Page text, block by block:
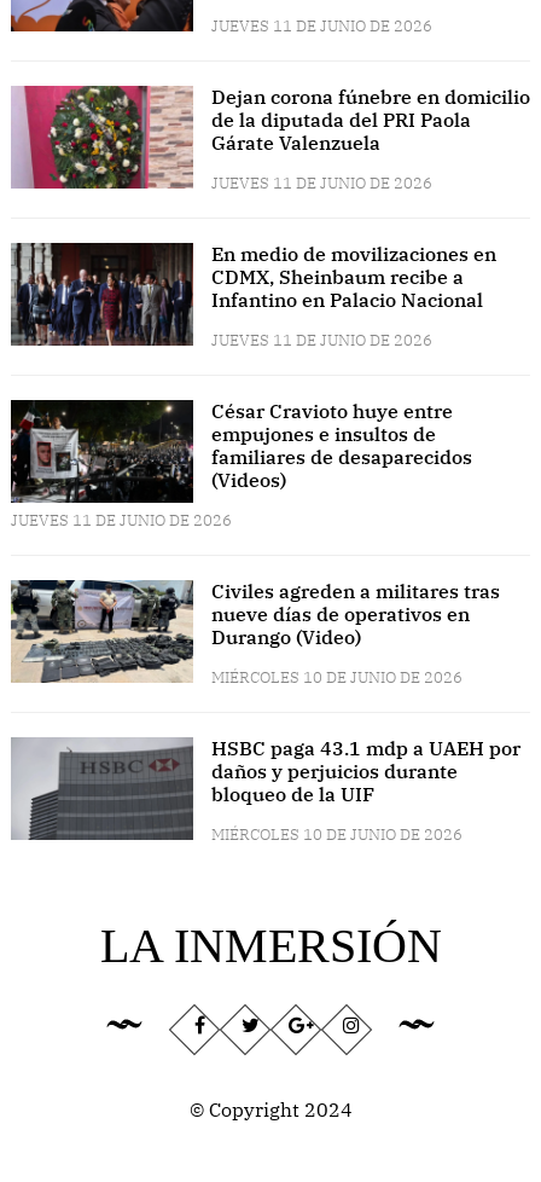
JUEVES 11 DE JUNIO DE 2026
Dejan corona fúnebre en domicilio
de la diputada del PRI Paola
Gárate Valenzuela
JUEVES 11 DE JUNIO DE 2026
En medio de movilizaciones en
CDMX, Sheinbaum recibe a
Infantino en Palacio Nacional
JUEVES 11 DE JUNIO DE 2026
César Cravioto huye entre
empujones e insultos de
familiares de desaparecidos
(Videos)
JUEVES 11 DE JUNIO DE 2026
Civiles agreden a militares tras
nueve días de operativos en
Durango (Video)
MIÉRCOLES 10 DE JUNIO DE 2026
HSBC paga 43.1 mdp a UAEH por
daños y perjuicios durante
bloqueo de la UIF
MIÉRCOLES 10 DE JUNIO DE 2026
LA INMERSIÓN
© Copyright 2024